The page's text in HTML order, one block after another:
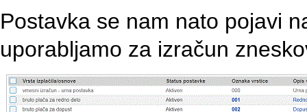
Postavka se nam nato pojavi
uporabljamo za izračun